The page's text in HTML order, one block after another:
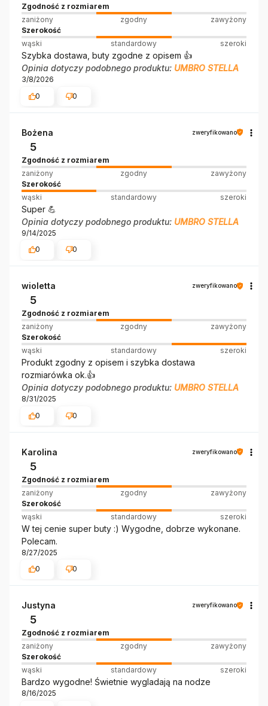
Zgodność z rozmiarem
zaniżony
zgodny
zawyżony
Szerokość
wąski
standardowy szeroki
Szybka dostawa, buty zgodne z opisem 👍
Opinia dotyczy podobnego produktu: UMBRO STELLA
3/8/2026
0
0
Bożena zweryfikowano
5
Zgodność z rozmiarem
zaniżony
zgodny
zawyżony
Szerokość
wąski
standardowy szeroki
Super 💪
Opinia dotyczy podobnego produktu: UMBRO STELLA
9/14/2025
0
0
wioletta zweryfikowano
5
Zgodność z rozmiarem
zaniżony
zgodny
zawyżony
Szerokość
wąski
standardowy szeroki
Produkt zgodny z opisem i szybka dostawa
rozmiarówka ok.👍️
Opinia dotyczy podobnego produktu: UMBRO STELLA
8/31/2025
0
0
Karolina zweryfikowano
5
Zgodność z rozmiarem
zaniżony
zgodny
zawyżony
Szerokość
wąski
standardowy szeroki
W tej cenie super buty :) Wygodne, dobrze wykonane.
Polecam.
8/27/2025
0
0
Justyna zweryfikowano
5
Zgodność z rozmiarem
zaniżony
zgodny
zawyżony
Szerokość
wąski
standardowy szeroki
Bardzo wygodne! Świetnie wygladają na nodze
8/16/2025